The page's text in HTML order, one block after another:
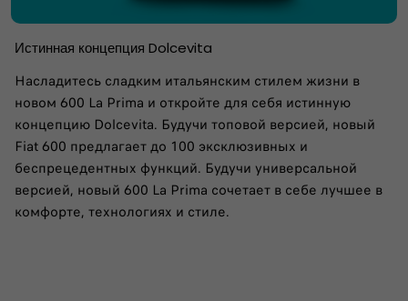
Истинная концепция Dolcevita
Насладитесь сладким итальянским стилем жизни в
новом 600 La Prima и откройте для себя истинную
концепцию Dolcevita. Будучи топовой версией, новый
Fiat 600 предлагает до 100 эксклюзивных и
беспрецедентных функций. Будучи универсальной
версией, новый 600 La Prima сочетает в себе лучшее в
комфорте, технологиях и стиле.